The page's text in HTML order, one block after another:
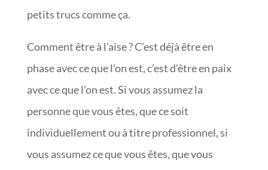
petits trucs comme ça.
Comment être à l’aise ? C’est déjà être en
phase avec ce que l’on est, c’est d’être en paix
avec ce que l’on est. Si vous assumez la
personne que vous êtes, que ce soit
individuellement ou à titre professionnel, si
vous assumez ce que vous êtes, que vous